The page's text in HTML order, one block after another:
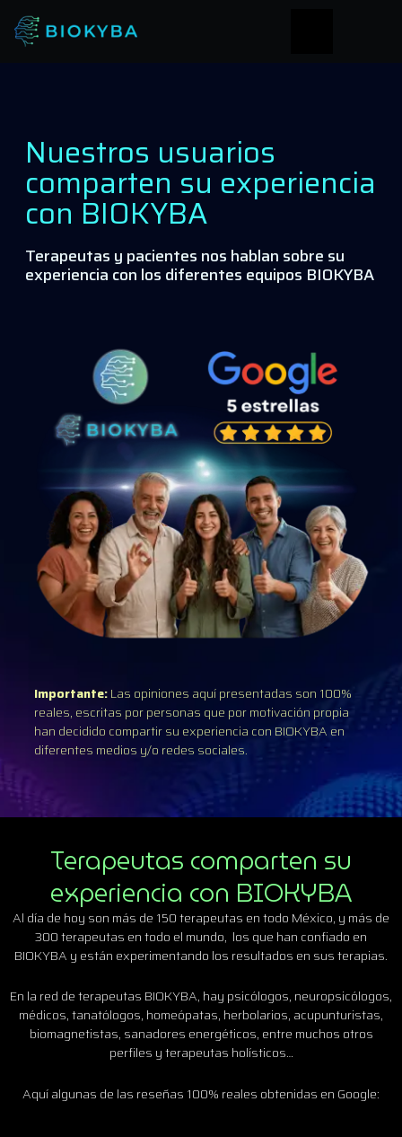
Nuestros usuarios
comparten su experiencia
con BIOKYBA
Terapeutas y pacientes nos hablan sobre su
experiencia con los diferentes equipos BIOKYBA
Importante:Las opiniones aquí presentadas son 100%
reales, escritas por personas que por motivación propia
han decidido compartir su experiencia con BIOKYBA en
diferentes medios y/o redes sociales.
Terapeutas comparten su
experiencia con BIOKYBA
Al día de hoy son más de 150 terapeutas en todo México, y más de
300 terapeutas en todo el mundo, los que han confiado en
BIOKYBA y están experimentando los resultados en sus terapias.
En la red de terapeutas BIOKYBA, hay psicólogos, neuropsicólogos,
médicos, tanatólogos, homeópatas, herbolarios, acupunturistas,
biomagnetistas, sanadores energéticos, entre muchos otros
perfiles y terapeutas holísticos…
Aquí algunas de las reseñas 100% reales obtenidas en Google: